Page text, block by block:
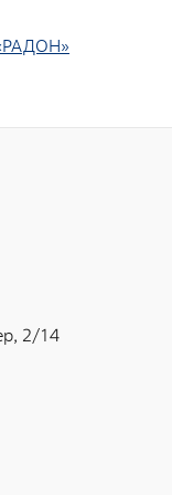
2/14